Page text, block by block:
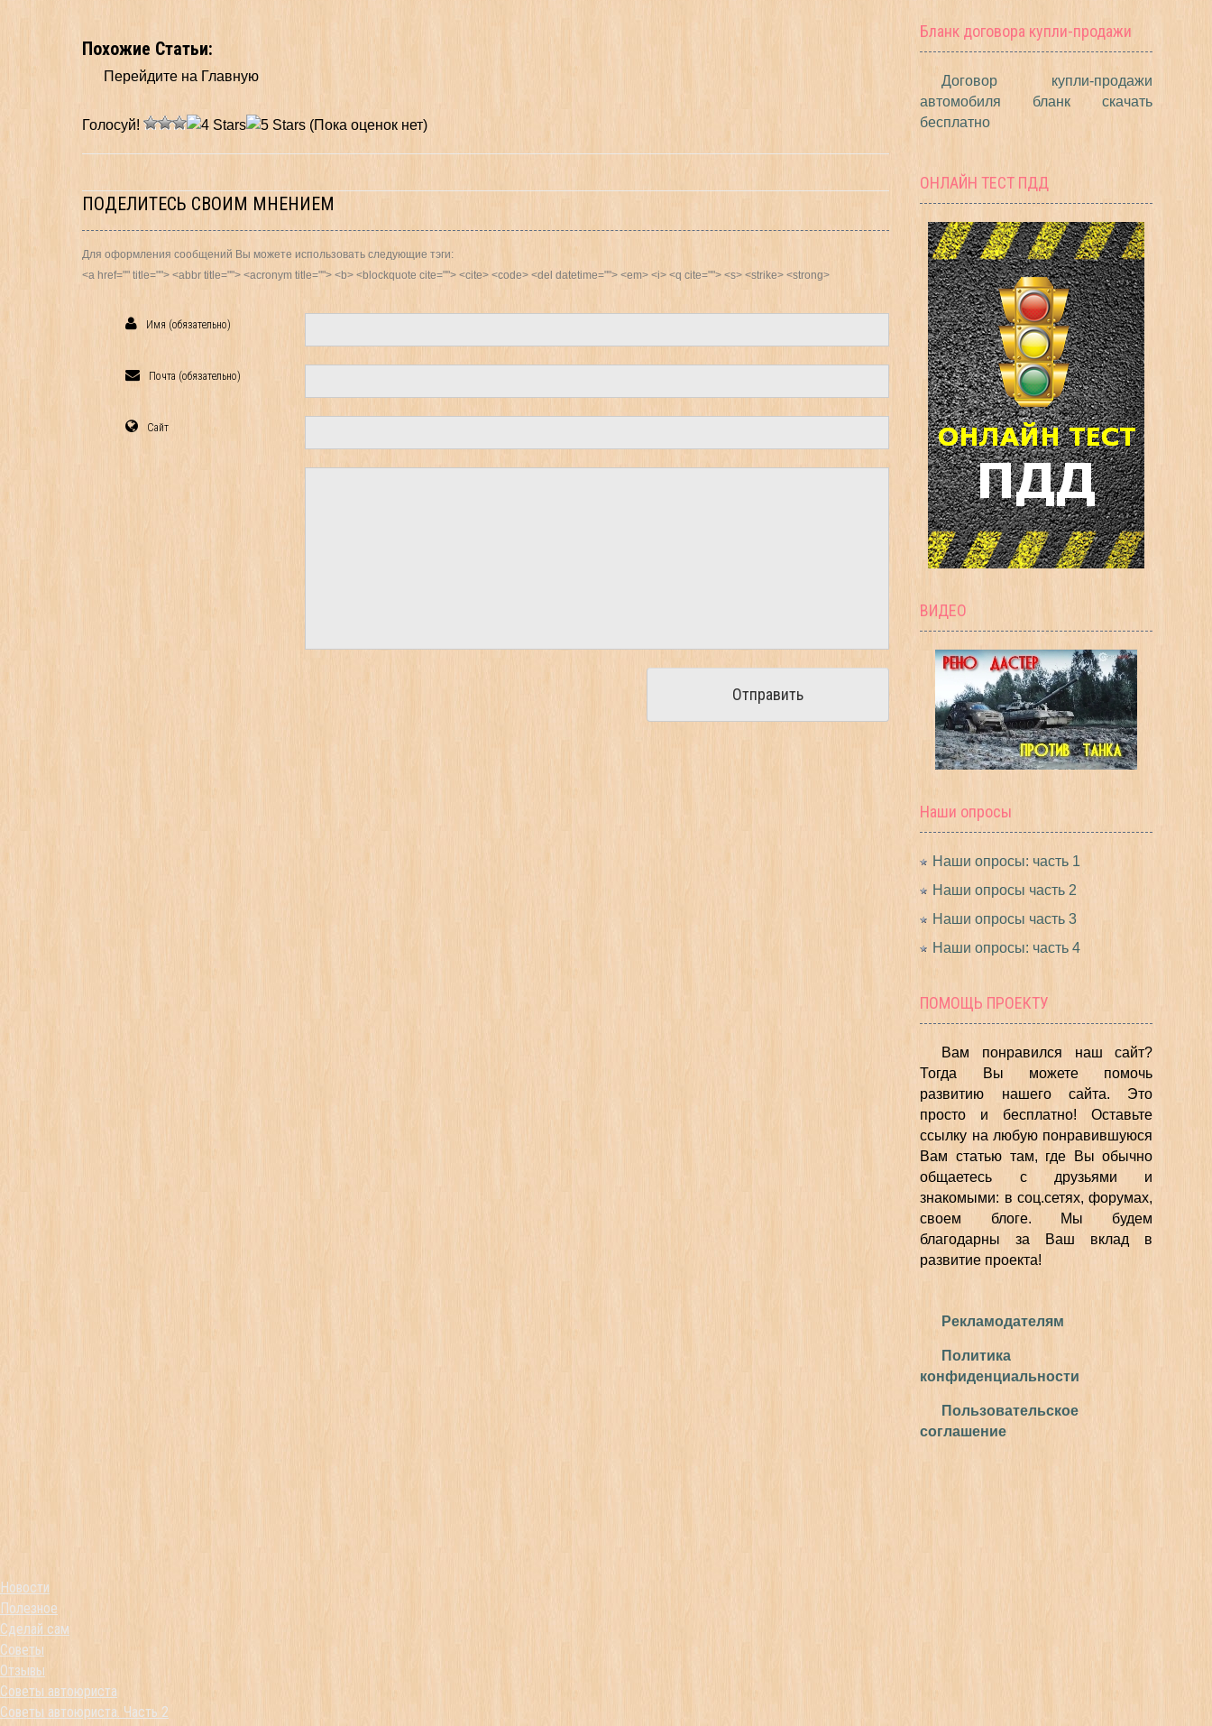
Похожие Статьи:
Перейдите на Главную
Голосуй! (Пока оценок нет)
ПОДЕЛИТЕСЬ СВОИМ МНЕНИЕМ
Для оформления сообщений Вы можете использовать следующие тэги:
<a href="" title=""> <abbr title=""> <acronym title=""> <b> <blockquote cite=""> <cite> <code> <del datetime=""> <em> <i> <q cite=""> <s> <strike> <strong>
Имя (обязательно)
Почта (обязательно)
Сайт
Бланк договора купли-продажи
Договор купли-продажи
автомобиля бланк скачать
бесплатно
ОНЛАЙН ТЕСТ ПДД
ВИДЕО
Наши опросы
Наши опросы: часть 1
Наши опросы часть 2
Наши опросы часть 3
Наши опросы: часть 4
ПОМОЩЬ ПРОЕКТУ
Вам понравился наш сайт?
Тогда Вы можете помочь
развитию нашего сайта. Это
просто и бесплатно! Оставьте
ссылку на любую понравившуюся
Вам статью там, где Вы обычно
общаетесь с друзьями и
знакомыми: в соц.сетях, форумах,
своем блоге. Мы будем
благодарны за Ваш вклад в
развитие проекта!
Рекламодателям
Политика
конфиденциальности
Пользовательское
соглашение
Новости
Полезное
Сделай сам
Советы
Отзывы
Советы автоюриста
Советы автоюриста. Часть 2